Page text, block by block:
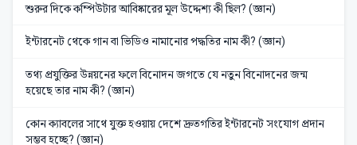
শুরুর দিকে কম্পিউটার আবিষ্কারের মূল উদ্দেশ্য কী ছিল? (জ্ঞান)
ইন্টারনেট থেকে গান বা ভিডিও নামানোর পদ্ধতির নাম কী? (জ্ঞান)
তথ্য প্রযুক্তির উন্নয়নের ফলে বিনোদন জগতে যে নতুন বিনোদনের জন্ম
হয়েছে তার নাম কী? (জ্ঞান)
কোন ক্যাবলের সাথে যুক্ত হওয়ায় দেশে দ্রুতগতির ইন্টারনেট সংযোগ প্রদান
সম্ভব হচ্ছে? (জ্ঞান)